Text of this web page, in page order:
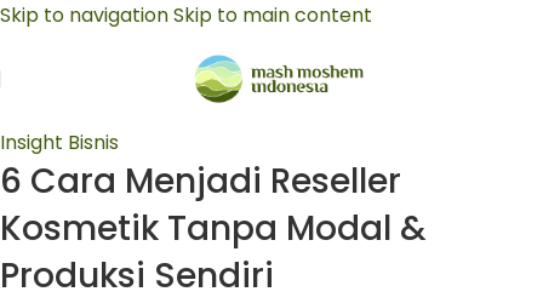
Skip to navigationSkip to main content
Insight Bisnis
6 Cara Menjadi Reseller
Kosmetik Tanpa Modal &
Produksi Sendiri